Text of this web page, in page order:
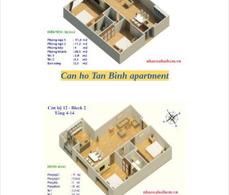
Can ho Tan Bình apartment